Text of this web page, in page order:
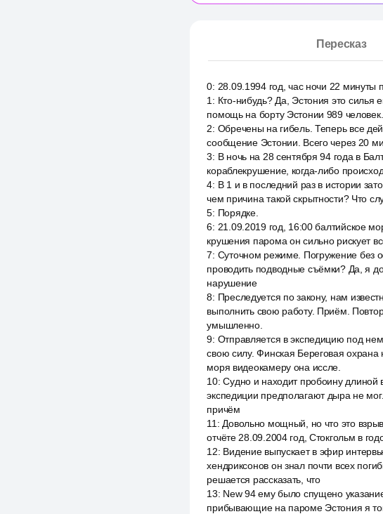
Пересказ
0: 28.09.1994 год, час ночи 22 минуты
1 : Кто-нибудь? Да, Эстония это силья
помощь на борту Эстонии 989
2: Обречены на гибель. Теперь все
сообщение Эстонии. Всего через 20
3: В ночь на 28 сентября 94 года в
кораблекрушение, когда-либо
4: В 1 и в последний раз в истории
чем причина такой скрытности? Что
5: Порядке.
6: 21.09.2019 год, 16:00 балтийское
крушения парома он сильно рискует
7: Суточном режиме. Погружение без
проводить подводные съёмки? Да, я
нарушение
8: Преследуется по закону, нам
выполнить свою работу. Приём.
умышленно.
9: Отправляется в экспедицию под
свою силу. Финская Береговая охрана
моря видеокамеру она иссле.
10:Судно и находит пробоину длиной
экспедиции предполагают дыра не
причём
11 : Довольно мощный, но что это
отчёте 28.09.2004 год, Стокгольм в
12: Видение выпускает в эфир
хендриксонов он знал почти всех
решается рассказать, что
13: New 94 ему было спущено
прибывающие на пароме Эстония я